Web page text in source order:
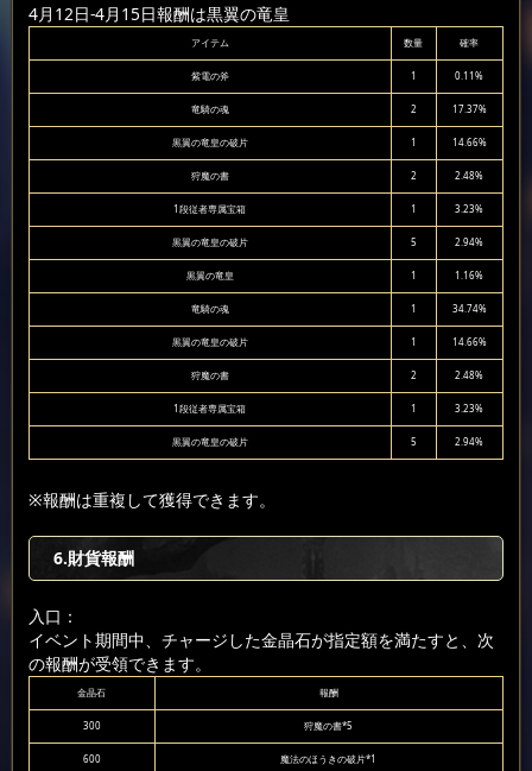
4月12日-4月15日報酬は黒翼の竜皇
アイテム 数量 確率
紫電の斧 1 0.11%
竜騎の魂 2 17.37%
黒翼の竜皇の破片 1 14.66%
狩魔の書 2 2.48%
1段従者専属宝箱 1 3.23%
黒翼の竜皇の破片 5 2.94%
黒翼の竜皇 1 1.16%
竜騎の魂 1 34.74%
黒翼の竜皇の破片 1 14.66%
狩魔の書 2 2.48%
1段従者専属宝箱 1 3.23%
黒翼の竜皇の破片 5 2.94%
※報酬は重複して獲得できます。
6.財貨報酬
入口：
イベント期間中、チャージした金晶石が指定額を満たすと、次
の報酬が受領できます。
金晶石 報酬
300 狩魔の書*5
600 魔法のほうきの破片*1